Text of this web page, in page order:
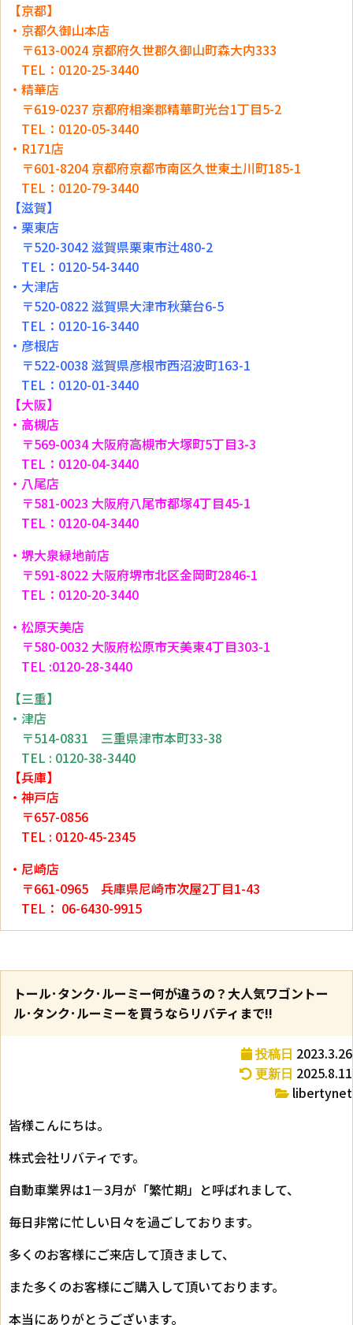
【京都】
・京都久御山本店
〒613-0024 京都府久世郡久御山町森大内333
TEL：0120-25-3440
・精華店
〒619-0237 京都府相楽郡精華町光台1丁目5-2
TEL：0120-05-3440
・R171店
〒601-8204 京都府京都市南区久世東土川町185-1
TEL：0120-79-3440
【滋賀】
・栗東店
〒520-3042 滋賀県栗東市辻480-2
TEL：0120-54-3440
・大津店
〒520-0822 滋賀県大津市秋葉台6-5
TEL：0120-16-3440
・彦根店
〒522-0038 滋賀県彦根市西沼波町163-1
TEL：0120-01-3440
【大阪】
・高槻店
〒569-0034 大阪府高槻市大塚町5丁目3-3
TEL：0120-04-3440
・八尾店
〒581-0023 大阪府八尾市都塚4丁目45-1
TEL：0120-04-3440
・堺大泉緑地前店
〒591-8022 大阪府堺市北区金岡町2846-1
TEL：0120-20-3440
・松原天美店
〒580-0032 大阪府松原市天美東4丁目303-1
TEL :0120-28-3440
【三重】
・津店
〒514-0831 三重県津市本町33-38
TEL : 0120-38-3440
【兵庫】
・神戸店
〒657-0856
TEL : 0120-45-2345
・尼崎店
〒661-0965 兵庫県尼崎市次屋2丁目1-43
TEL： 06-6430-9915
トール･タンク･ルーミー何が違うの？大人気ワゴントー
ル･タンク･ルーミーを買うならリバティまで!!
投稿日 2023.3.26
更新日 2025.8.11
libertynet
皆様こんにちは。
株式会社リバティです。
自動車業界は1－3月が「繁忙期」と呼ばれまして、
毎日非常に忙しい日々を過ごしております。
多くのお客様にご来店して頂きまして、
また多くのお客様にご購入して頂いております。
本当にありがとうございます。